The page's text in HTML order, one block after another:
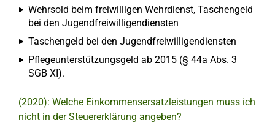
Wehrsold beim freiwilligen Wehrdienst, Taschengeld
bei den Jugendfreiwilligendiensten
Taschengeld bei den Jugendfreiwilligendiensten
Pflegeunterstützungsgeld ab 2015 (§ 44a Abs. 3
SGB XI).
(2020): Welche Einkommensersatzleistungen muss ich
nicht in der Steuererklärung angeben?